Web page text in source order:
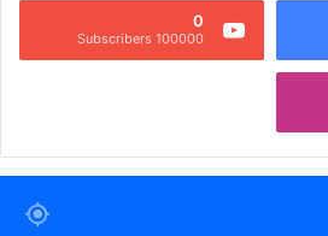
0
100000 Subscribers